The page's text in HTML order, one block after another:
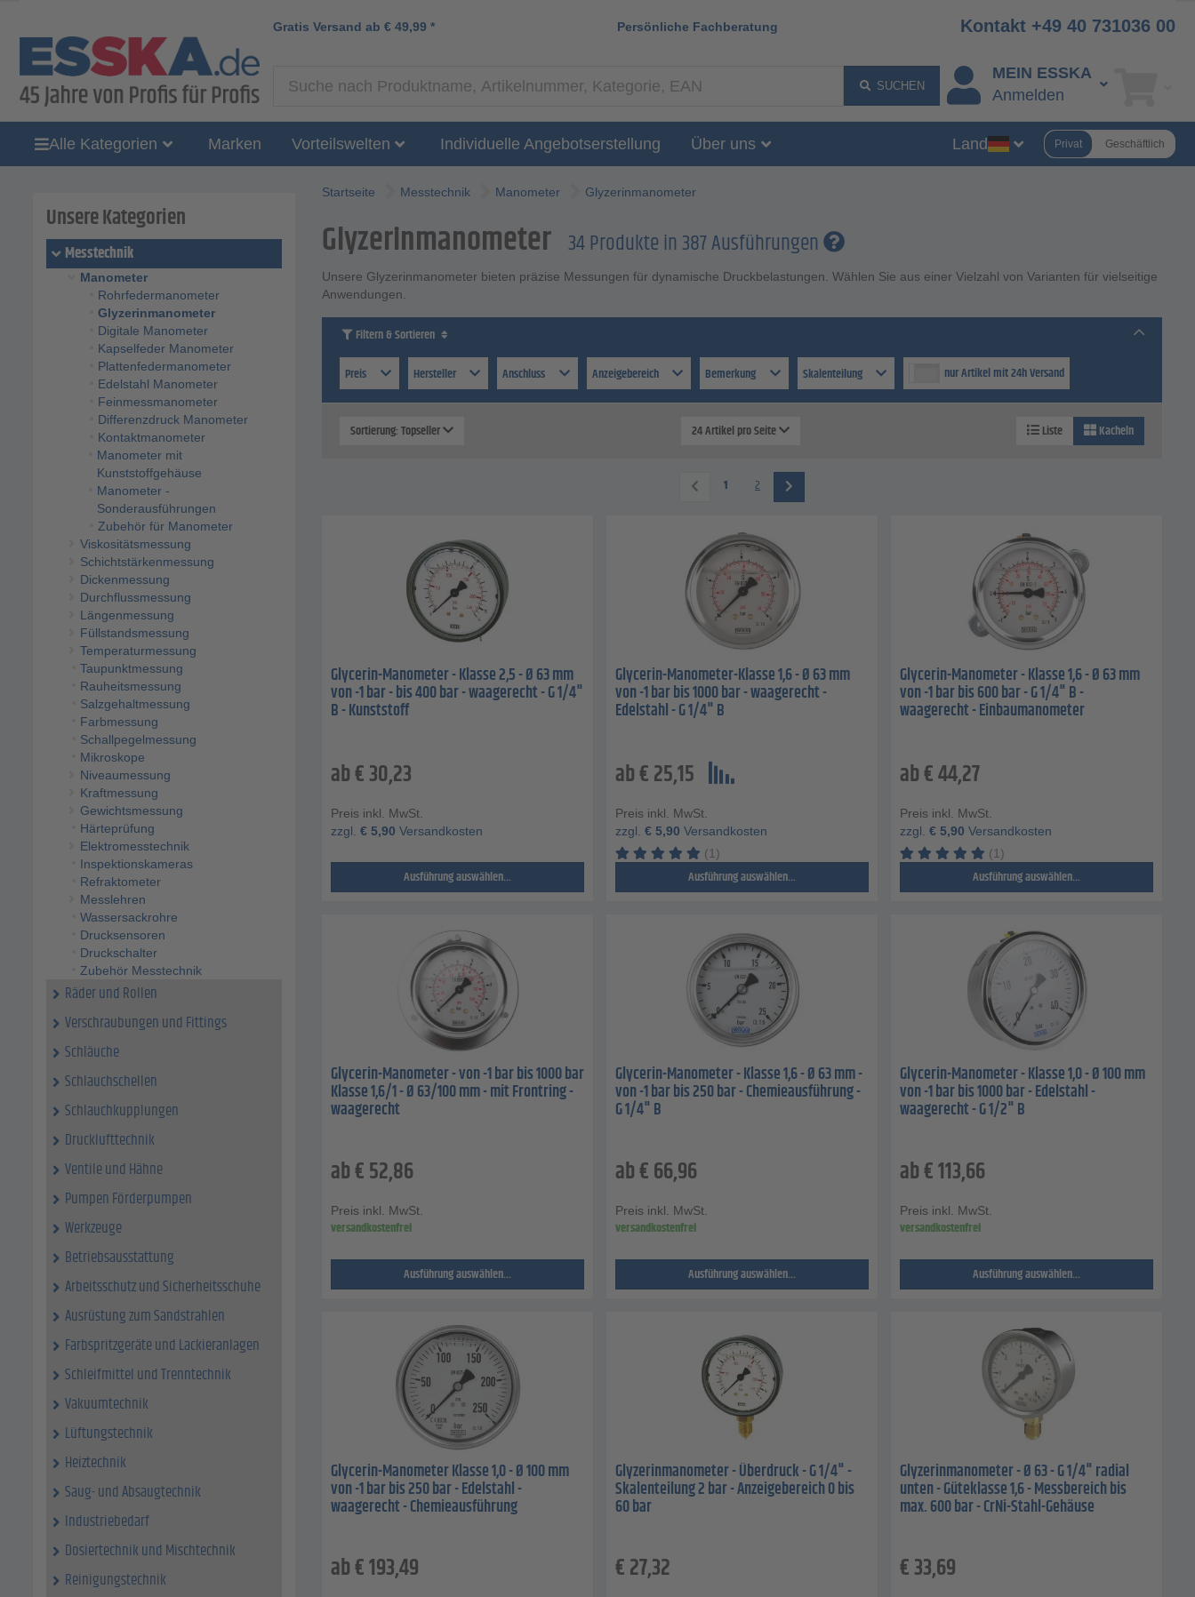
Gratis Versand ab € 49,99 * Persönliche Fachberatung Kontakt +49 40 731036 00
SUCHEN
MEIN ESSKA
Anmelden
Alle Kategorien Marken Vorteilswelten Individuelle Angebotserstellung Über uns Land Privat Geschäftlich
Unsere Kategorien
Messtechnik
Manometer
Rohrfedermanometer
Glyzerinmanometer
Digitale Manometer
Kapselfeder Manometer
Plattenfedermanometer
Edelstahl Manometer
Feinmessmanometer
Differenzdruck Manometer
Kontaktmanometer
Manometer mit
Kunststoffgehäuse
Manometer -
Sonderausführungen
Zubehör für Manometer
Viskositätsmessung
Schichtstärkenmessung
Dickenmessung
Durchflussmessung
Längenmessung
Füllstandsmessung
Temperaturmessung
Taupunktmessung
Rauheitsmessung
Salzgehaltmessung
Farbmessung
Schallpegelmessung
Mikroskope
Niveaumessung
Kraftmessung
Gewichtsmessung
Härteprüfung
Elektromesstechnik
Inspektionskameras
Refraktometer
Messlehren
Wassersackrohre
Drucksensoren
Druckschalter
Zubehör Messtechnik
Räder und Rollen
Verschraubungen und Fittings
Schläuche
Schlauchschellen
Schlauchkupplungen
Drucklufttechnik
Ventile und Hähne
Pumpen Förderpumpen
Werkzeuge
Betriebsausstattung
Arbeitsschutz und Sicherheitsschuhe
Ausrüstung zum Sandstrahlen
Farbspritzgeräte und Lackieranlagen
Schleifmittel und Trenntechnik
Vakuumtechnik
Lüftungstechnik
Heiztechnik
Saug- und Absaugtechnik
Industriebedarf
Dosiertechnik und Mischtechnik
Reinigungstechnik
Startseite Messtechnik Manometer Glyzerinmanometer
Glyzerinmanometer 34 Produkte in 387 Ausführungen
Unsere Glyzerinmanometer bieten präzise Messungen für dynamische Druckbelastungen. Wählen Sie aus einer Vielzahl von Varianten für vielseitige
Anwendungen.
Filtern & Sortieren
Preis
Hersteller Anschluss Anzeigebereich Bemerkung Skalenteilung nur Artikel mit 24h Versand
Sortierung: Topseller 24 Artikel pro Seite Liste Kacheln
1 2
Glycerin-Manometer - Klasse 2,5 - Ø 63 mm
von -1 bar - bis 400 bar - waagerecht - G 1/4"
B - Kunststoff
ab€30,23
Preis inkl. MwSt.
zzgl. € 5,90 Versandkosten
Ausführung auswählen...
Glycerin-Manometer-Klasse 1,6 - Ø 63 mm
von -1 bar bis 1000 bar - waagerecht -
Edelstahl - G 1/4" B
ab€25,15
Preis inkl. MwSt.
zzgl. € 5,90 Versandkosten
(1)
Ausführung auswählen...
Glycerin-Manometer - Klasse 1,6 - Ø 63 mm
von -1 bar bis 600 bar - G 1/4" B -
waagerecht - Einbaumanometer
ab€44,27
Preis inkl. MwSt.
zzgl. € 5,90 Versandkosten
(1)
Ausführung auswählen...
Glycerin-Manometer - von -1 bar bis 1000 bar
Klasse 1,6/1 - Ø 63/100 mm - mit Frontring -
waagerecht
ab€52,86
Preis inkl. MwSt.
versandkostenfrei
Ausführung auswählen...
Glycerin-Manometer - Klasse 1,6 - Ø 63 mm -
von -1 bar bis 250 bar - Chemieausführung -
G 1/4" B
ab€66,96
Preis inkl. MwSt.
versandkostenfrei
Ausführung auswählen...
Glycerin-Manometer - Klasse 1,0 - Ø 100 mm
von -1 bar bis 1000 bar - Edelstahl -
waagerecht - G 1/2" B
ab€113,66
Preis inkl. MwSt.
versandkostenfrei
Ausführung auswählen...
Glycerin-Manometer Klasse 1,0 - Ø 100 mm
von -1 bar bis 250 bar - Edelstahl -
waagerecht - Chemieausführung
ab€193,49
Glyzerinmanometer - Überdruck - G 1/4" -
Skalenteilung 2 bar - Anzeigebereich 0 bis
60 bar
€27,32
Glyzerinmanometer - Ø 63 - G 1/4" radial
unten - Güteklasse 1,6 - Messbereich bis
max. 600 bar - CrNi-Stahl-Gehäuse
€33,69